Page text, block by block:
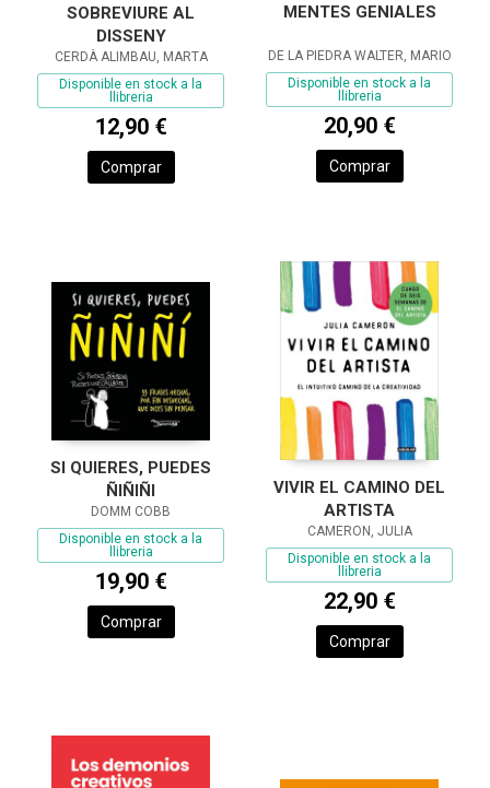
SOBREVIURE AL
DISSENY
CERDÀ ALIMBAU, MARTA
Disponible en stock a la
llibreria
12,90 €
Comprar
MENTES GENIALES
DE LA PIEDRA WALTER, MARIO
Disponible en stock a la
llibreria
20,90 €
Comprar
SI QUIERES, PUEDES
ÑIÑIÑI
DOMM COBB
Disponible en stock a la
llibreria
19,90 €
Comprar
VIVIR EL CAMINO DEL
ARTISTA
CAMERON, JULIA
Disponible en stock a la
llibreria
22,90 €
Comprar